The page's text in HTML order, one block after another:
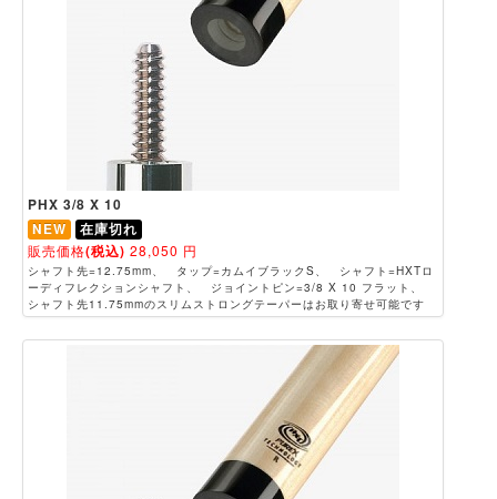
PHX 3/8 X 10
NEW
在庫切れ
販売価格(税込) 28,050 円
シャフト先=12.75mm、 タップ=カムイブラックS、 シャフト=HXTロ
ーディフレクションシャフト、 ジョイントピン=3/8 X 10 フラット、
シャフト先11.75mmのスリムストロングテーパーはお取り寄せ可能です